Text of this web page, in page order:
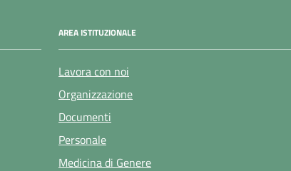
AREA ISTITUZIONALE
Lavora con noi
Organizzazione
Documenti
Personale
Medicina di Genere